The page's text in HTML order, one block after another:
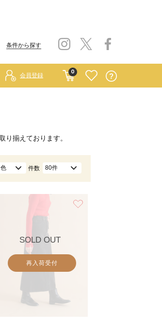
条件から探す
0
会員登録
り揃えております。
件数 80件
SOLD OUT
再入荷受付